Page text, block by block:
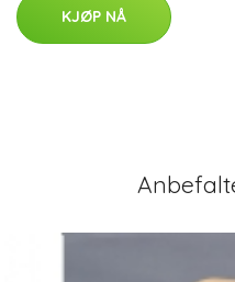
KJØP NÅ